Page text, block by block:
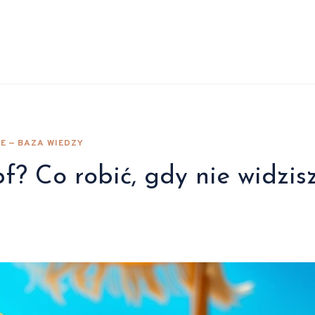
— BAZA WIEDZY
Co robić, gdy nie